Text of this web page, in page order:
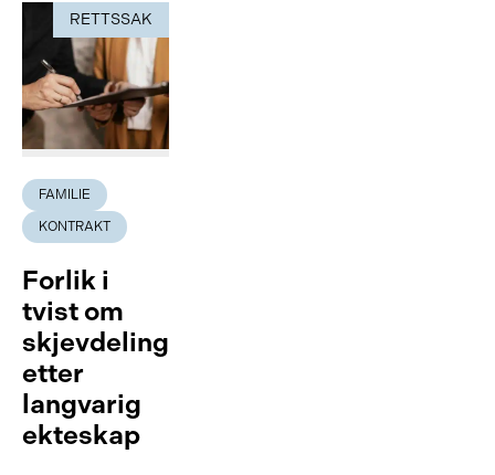
RETTSSAK
FAMILIE
KONTRAKT
Forlik i
tvist om
skjevdeling
etter
langvarig
ekteskap